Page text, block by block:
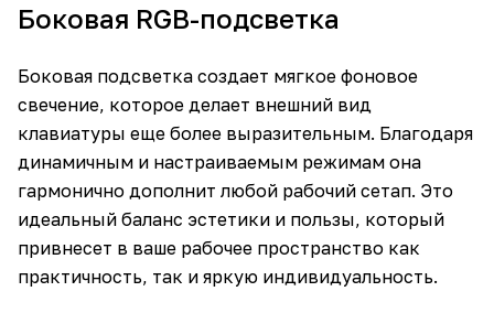
Боковая RGB-подсветка
Боковая подсветка создает мягкое фоновое
свечение, которое делает внешний вид
клавиатуры еще более выразительным. Благодаря
динамичным и настраиваемым режимам она
гармонично дополнит любой рабочий сетап. Это
идеальный баланс эстетики и пользы, который
привнесет в ваше рабочее пространство как
практичность, так и яркую индивидуальность.